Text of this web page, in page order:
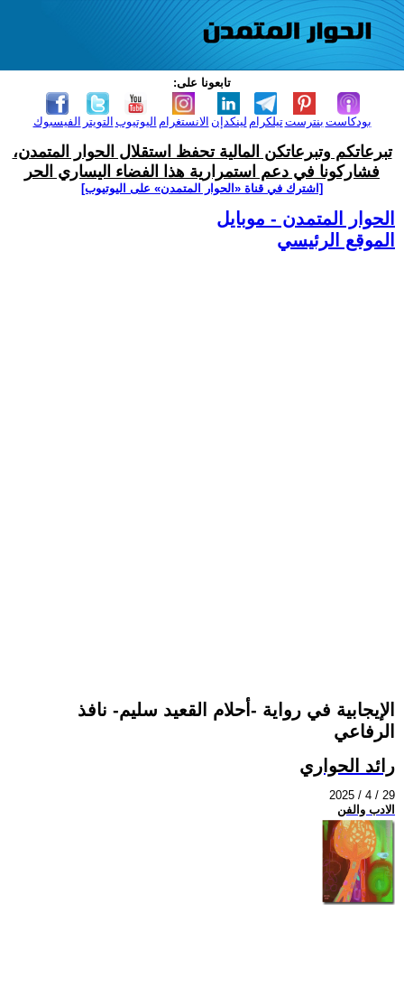
تابعونا على:
الفيسبوك التويتر اليوتيوب الانستغرام لينكدإن تيلكرامبنترست بودكاست
تبرعاتكم وتبرعاتكن المالية تحفظ استقلال الحوار المتمدن،
فشاركونا في دعم استمرارية هذا الفضاء اليساري الحر
[اشترك في قناة ‫«الحوار المتمدن» على اليوتيوب]
الحوار المتمدن - موبايل
الموقع الرئيسي
الإيجابية في رواية -أحلام القعيد سليم- نافذ
الرفاعي
رائد الحواري
2025 / 4 / 29
الادب والفن